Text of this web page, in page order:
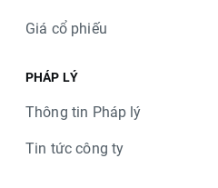
Giá cổ phiếu
PHÁP LÝ
Thông tin Pháp lý
Tin tức công ty